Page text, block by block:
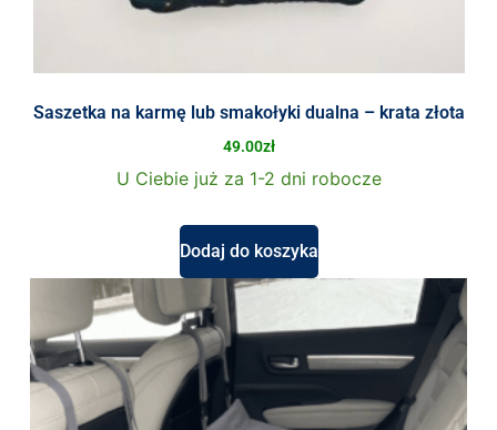
Saszetka na karmę lub smakołyki dualna – krata złota
49.00zł
U Ciebie już za 1-2 dni robocze
Dodaj do koszyka